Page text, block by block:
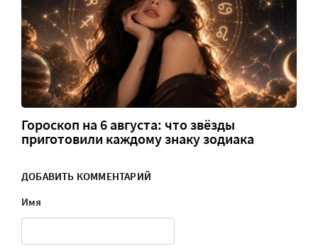
Гороскоп на 6 августа: что звёзды
приготовили каждому знаку зодиака
ДОБАВИТЬ КОММЕНТАРИЙ
Имя